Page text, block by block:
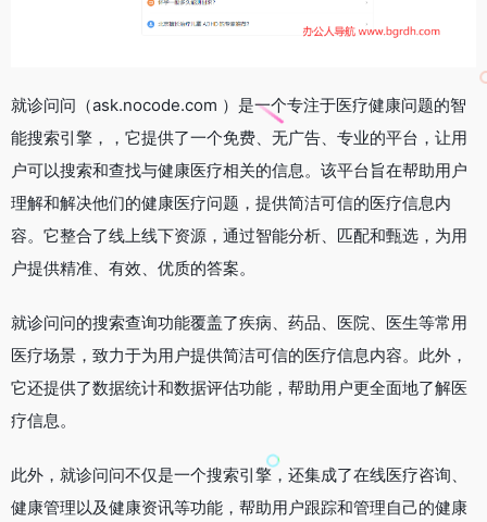
就诊问问（ask.nocode.com ）是一个专注于医疗健康问题的智
能搜索引擎，，它提供了一个免费、无广告、专业的平台，让用
户可以搜索和查找与健康医疗相关的信息。该平台旨在帮助用户
理解和解决他们的健康医疗问题，提供简洁可信的医疗信息内
容。它整合了线上线下资源，通过智能分析、匹配和甄选，为用
户提供精准、有效、优质的答案。
就诊问问的搜索查询功能覆盖了疾病、药品、医院、医生等常用
医疗场景，致力于为用户提供简洁可信的医疗信息内容。此外，
它还提供了数据统计和数据评估功能，帮助用户更全面地了解医
疗信息。
此外，就诊问问不仅是一个搜索引擎，还集成了在线医疗咨询、
健康管理以及健康资讯等功能，帮助用户跟踪和管理自己的健康